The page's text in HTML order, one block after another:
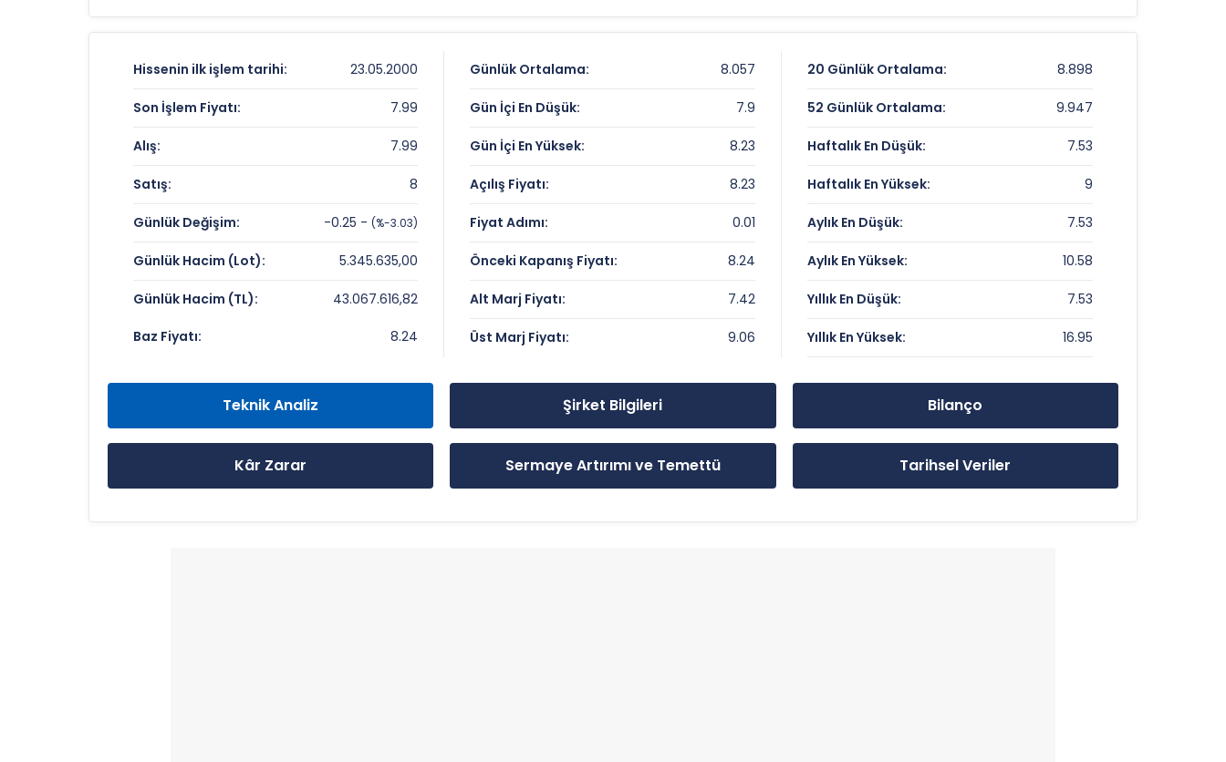
detaylı indikatör analizlerineteknik analiz sayfamızdanulaşabilirsiniz.
RUZY MADENCILIK VE ENERJI Fiyat ve Getiri Karnesi
Anlık Fiyat:
7,99 TL
Günlük Değişim:
-3,03%
Yıllık Getiri:
RUZY MADENCILIK VE ENERJI Değerleme Çarpanları
Fiyat/Kazanç (F/K):
Veri Yok
Piyasa Değeri/Defter Değeri (PD/DD):
RUZY MADENCILIK VE ENERJI Rekorlar ve Önemli Seviyeler
8.23 TL
Son 1 Yılın Dibi:
7.53 TL
Hissenin ilk işlem tarihi: 23.05.2000
Son İşlem Fiyatı: 7.99
Alış: 7.99
Satış: 8
Günlük Değişim: -0.25 -(%-3.03)
Günlük Hacim (Lot): 5.345.635,00
Günlük Hacim (TL): 43.067.616,82
Baz Fiyatı: 8.24
Günlük Ortalama: 8.057
Gün İçi En Düşük: 7.9
Gün İçi En Yüksek: 8.23
Açılış Fiyatı: 8.23
Fiyat Adımı: 0.01
Önceki Kapanış Fiyatı: 8.24
Alt Marj Fiyatı: 7.42
Üst Marj Fiyatı: 9.06
20 Günlük Ortalama: 8.898
52 Günlük Ortalama: 9.947
Haftalık En Düşük: 7.53
Haftalık En Yüksek: 9
Aylık En Düşük: 7.53
Aylık En Yüksek: 10.58
Yıllık En Düşük: 7.53
Yıllık En Yüksek: 16.95
Teknik Analiz Şirket Bilgileri Bilanço
Kâr Zarar Sermaye Artırımı ve Temettü Tarihsel Veriler